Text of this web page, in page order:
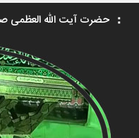
حضرت آیت الله العظمی